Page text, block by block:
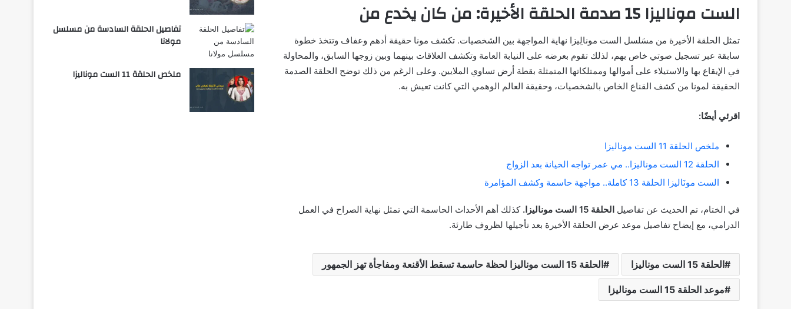
الست موناليزا 15 صدمة الحلقة الأخيرة: من كان يخدع من
تمثل الحلقة الأخيرة من مسَلسل الست مونالِيزا نهاية المواجهة بين الشخصيات. تكشف مونا حقيقة أدهم وعفاف وتتخذ خطوة
سابقة عبر تسجيل صوتي خاص بهم، لذلك تقوم بعرضه على النيابة العامة وتكشف العلاقات بينهما وبين زوجها السابق، والمحاولة
في الإيقاع بها والاستيلاء على أموالها وممتلكاتها المتمثلة بقطة أرض تساوي الملايين. وعلى الرغم من ذلك توضح الحلقة الصدمة
الحقيقة لمونا من كشف القناع الخاص بالشخصيات، وحقيقة العالم الوهمي التي كانت تعيش به.
اقرئي أيضًا:
ملخص الحلقة 11 الست موناليزا
الحلقة 12 الست موناليزا.. مي عمر تواجه الخيانة بعد الزواج
الست مونَاليزا الحلقة 13 كاملة.. مواجهة حاسمة وكشف المؤامرة
في الختام، تم الحديث عن تفاصيل الحلقة 15 الست موناليزا.
كذلك أهم الأحداث الحاسمة التي تمثل نهاية الصراح في العمل
الدرامي، مع إيضاح تفاصيل موعد عرض الحلقة الأخيرة بعد تأجيلها لظروف طارئة.
الحلقة 15 الست موناليزا الحلقة 15 الست موناليزا لحظة حاسمة تسقط الأقنعة ومفاجأة تهز الجمهور
موعد الحلقة 15 الست موناليزا
تفاصيل الحلقة السادسة من مسلسل
مولانا
ملخص الحلقة 11 الست موناليزا